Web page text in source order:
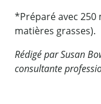
*Préparé avec 250
matières grasses).​​
Rédigé par Susan
consultante